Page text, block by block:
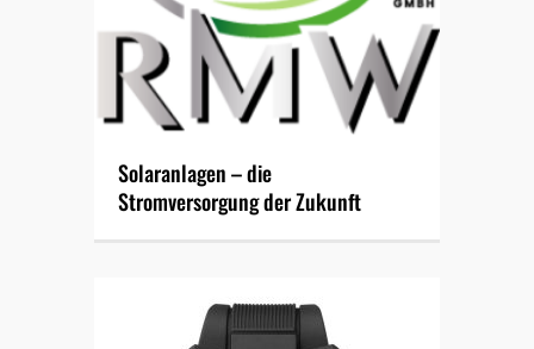
Solaranlagen – die
Stromversorgung der Zukunft